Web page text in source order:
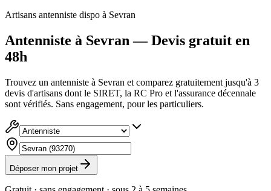
Artisans antenniste dispo à Sevran
Antenniste à Sevran — Devis gratuit en
48h
Trouvez un antenniste à Sevran et comparez gratuitement jusqu'à 3
devis d'artisans dont le SIRET, la RC Pro et l'assurance décennale
sont vérifiés. Sans engagement, pour les particuliers.
Déposer mon projet